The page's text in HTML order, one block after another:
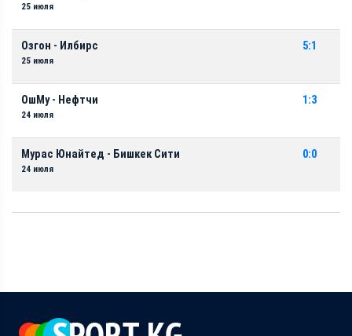
25 июля
Озгон - Илбирс
25 июля
5:1
ОшМу - Нефтчи
24 июля
1:3
Мурас Юнайтед - Бишкек Сити
24 июля
0:0